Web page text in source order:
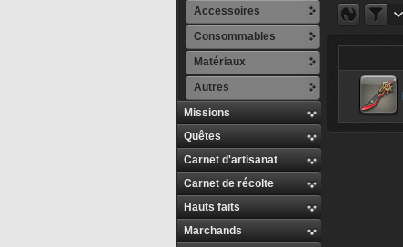
Accessoires
Consommables
Matériaux
Autres
Missions
Quêtes
Carnet d'artisanat
Carnet de récolte
Hauts faits
Marchands